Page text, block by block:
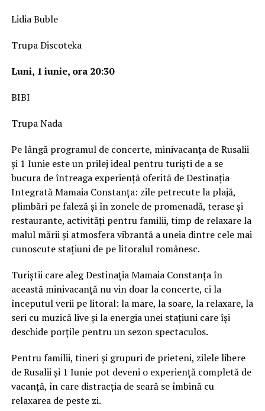
Lidia Buble
Trupa Discoteka
Luni, 1 iunie, ora 20:30
BIBI
Trupa Nada
Pe lângă programul de concerte, minivacanța de Rusalii
și 1 Iunie este un prilej ideal pentru turiști de a se
bucura de întreaga experiență oferită de Destinația
Integrată Mamaia Constanța: zile petrecute la plajă,
plimbări pe faleză și în zonele de promenadă, terase și
restaurante, activități pentru familii, timp de relaxare la
malul mării și atmosfera vibrantă a uneia dintre cele mai
cunoscute stațiuni de pe litoralul românesc.
Turiștii care aleg Destinația Mamaia Constanța în
această minivacanță nu vin doar la concerte, ci la
începutul verii pe litoral: la mare, la soare, la relaxare, la
seri cu muzică live și la energia unei stațiuni care își
deschide porțile pentru un sezon spectaculos.
Pentru familii, tineri și grupuri de prieteni, zilele libere
de Rusalii și 1 Iunie pot deveni o experiență completă de
vacanță, în care distracția de seară se îmbină cu
relaxarea de peste zi.